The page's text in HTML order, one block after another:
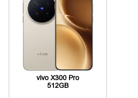
vivo X300 Pro
512GB